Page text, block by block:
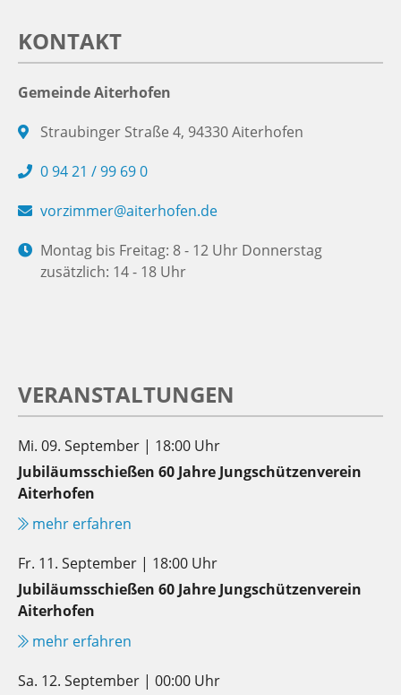
KONTAKT
Gemeinde Aiterhofen
Straubinger Straße 4, 94330 Aiterhofen
0 94 21 / 99 69 0
vorzimmer@aiterhofen.de
Montag bis Freitag: 8 - 12 Uhr Donnerstag
zusätzlich: 14 - 18 Uhr
VERANSTALTUNGEN
Mi. 09. September | 18:00 Uhr
Jubiläumsschießen 60 Jahre Jungschützenverein
Aiterhofen
mehr erfahren
Fr. 11. September | 18:00 Uhr
Jubiläumsschießen 60 Jahre Jungschützenverein
Aiterhofen
mehr erfahren
Sa. 12. September | 00:00 Uhr